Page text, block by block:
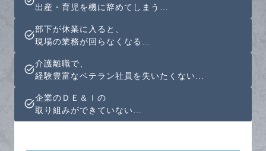
出産・育児を機に辞めてしまう…
部下が休業に入ると、
現場の業務が回らなくなる…
介護離職で、
経験豊富なベテラン社員を失いたくない…
企業のＤＥ＆Ｉの
取り組みができていない…